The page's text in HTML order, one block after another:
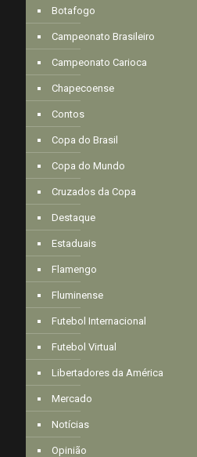
Botafogo
Campeonato Brasileiro
Campeonato Carioca
Chapecoense
Contos
Copa do Brasil
Copa do Mundo
Cruzados da Copa
Destaque
Estaduais
Flamengo
Fluminense
Futebol Internacional
Futebol Virtual
Libertadores da América
Mercado
Notícias
Opinião